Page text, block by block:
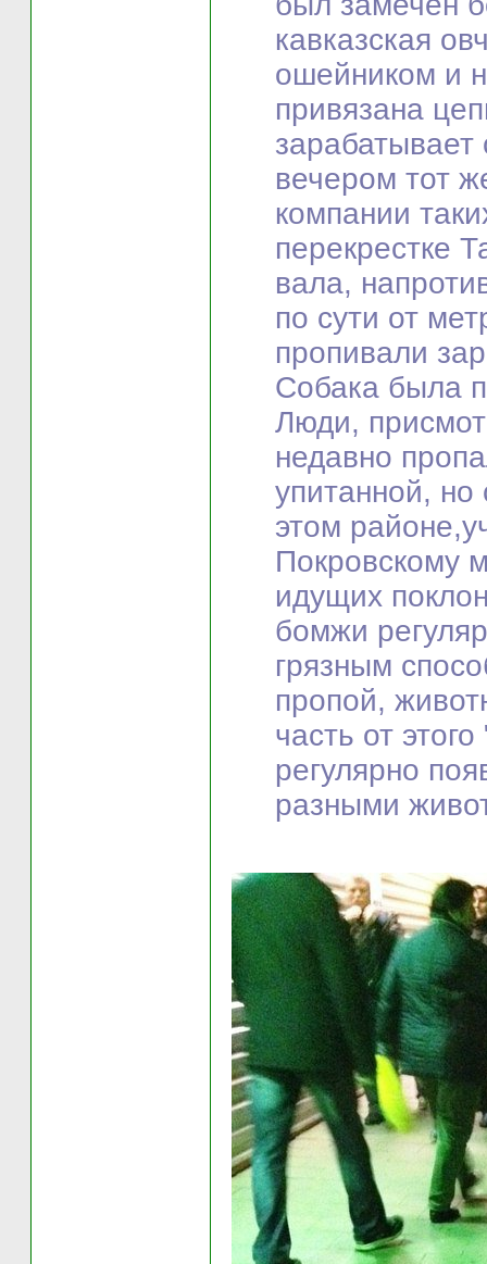
кавказская
ошейником и
привязана
вечером тот
компании
перекрестке
вала,
по сути от
пропивали
Собака была
Люди,
недавно
упитанной, но
этом
Покровскому
идущих
бомжи
грязным
пропой,
часть от
регулярно
разными